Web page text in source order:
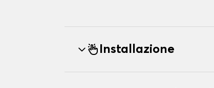
Installazione